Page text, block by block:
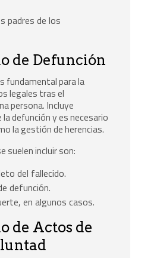
padres de los
de Defunción
fundamental para la
legales tras el
persona. Incluye
defunción y es necesario
la gestión de herencias.
suelen incluir son:
del fallecido.
defunción.
en algunos casos.
de Actos de